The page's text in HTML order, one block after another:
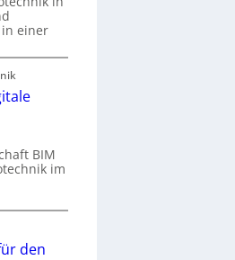
einer
BIM
im
den